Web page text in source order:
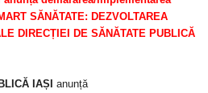
SĂNĂTATE: DEZVOLTAREA
DIRECȚIEI DE SĂNĂTATE PUBLICĂ
IAȘI anunță